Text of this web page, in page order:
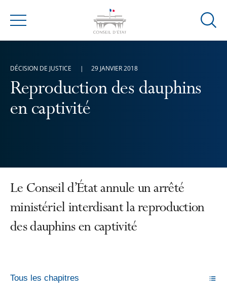
Menu
Ouvrir
Reproduction des dauphins
en captivité
DÉCISION DE JUSTICE 29 JANVIER 2018
Le Conseil d’État annule un arrêté
ministériel interdisant la reproduction
des dauphins en captivité
Tous les chapitres